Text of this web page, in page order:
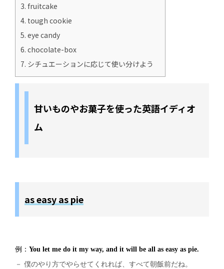
3. fruitcake
4. tough cookie
5. eye candy
6. chocolate-box
7. シチュエーションに応じて使い分けよう
甘いものやお菓子を使った英語イディオ
ム
as easy as pie
例：You let me do it my way, and it will be all as easy as pie.
－ 僕のやり方でやらせてくれれば、すべて朝飯前だね。